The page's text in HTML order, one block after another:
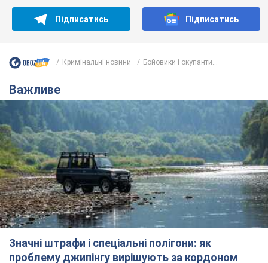
Значні штрафи і спеціальні полігони: як
проблему джипінгу вирішують за кордоном
Україні не завадить взяти приклад із країн Європи
8.08.2026 05:10 1,9 т.
На Прикарпатті після аномальної
спеки пройшла потужна злива:
дороги перетворились на річки.
Відео
Негода накрила Івано-Франківщину та
10 годин тому